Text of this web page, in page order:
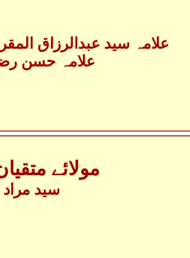
- علامہ سید عبدالرزاق
- علامہ حسن
مولائے
- سید